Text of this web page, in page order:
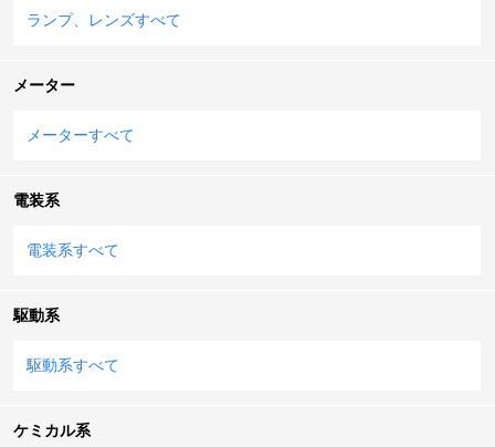
ランプ、レンズすべて
メーター
メーターすべて
電装系
電装系すべて
駆動系
駆動系すべて
ケミカル系